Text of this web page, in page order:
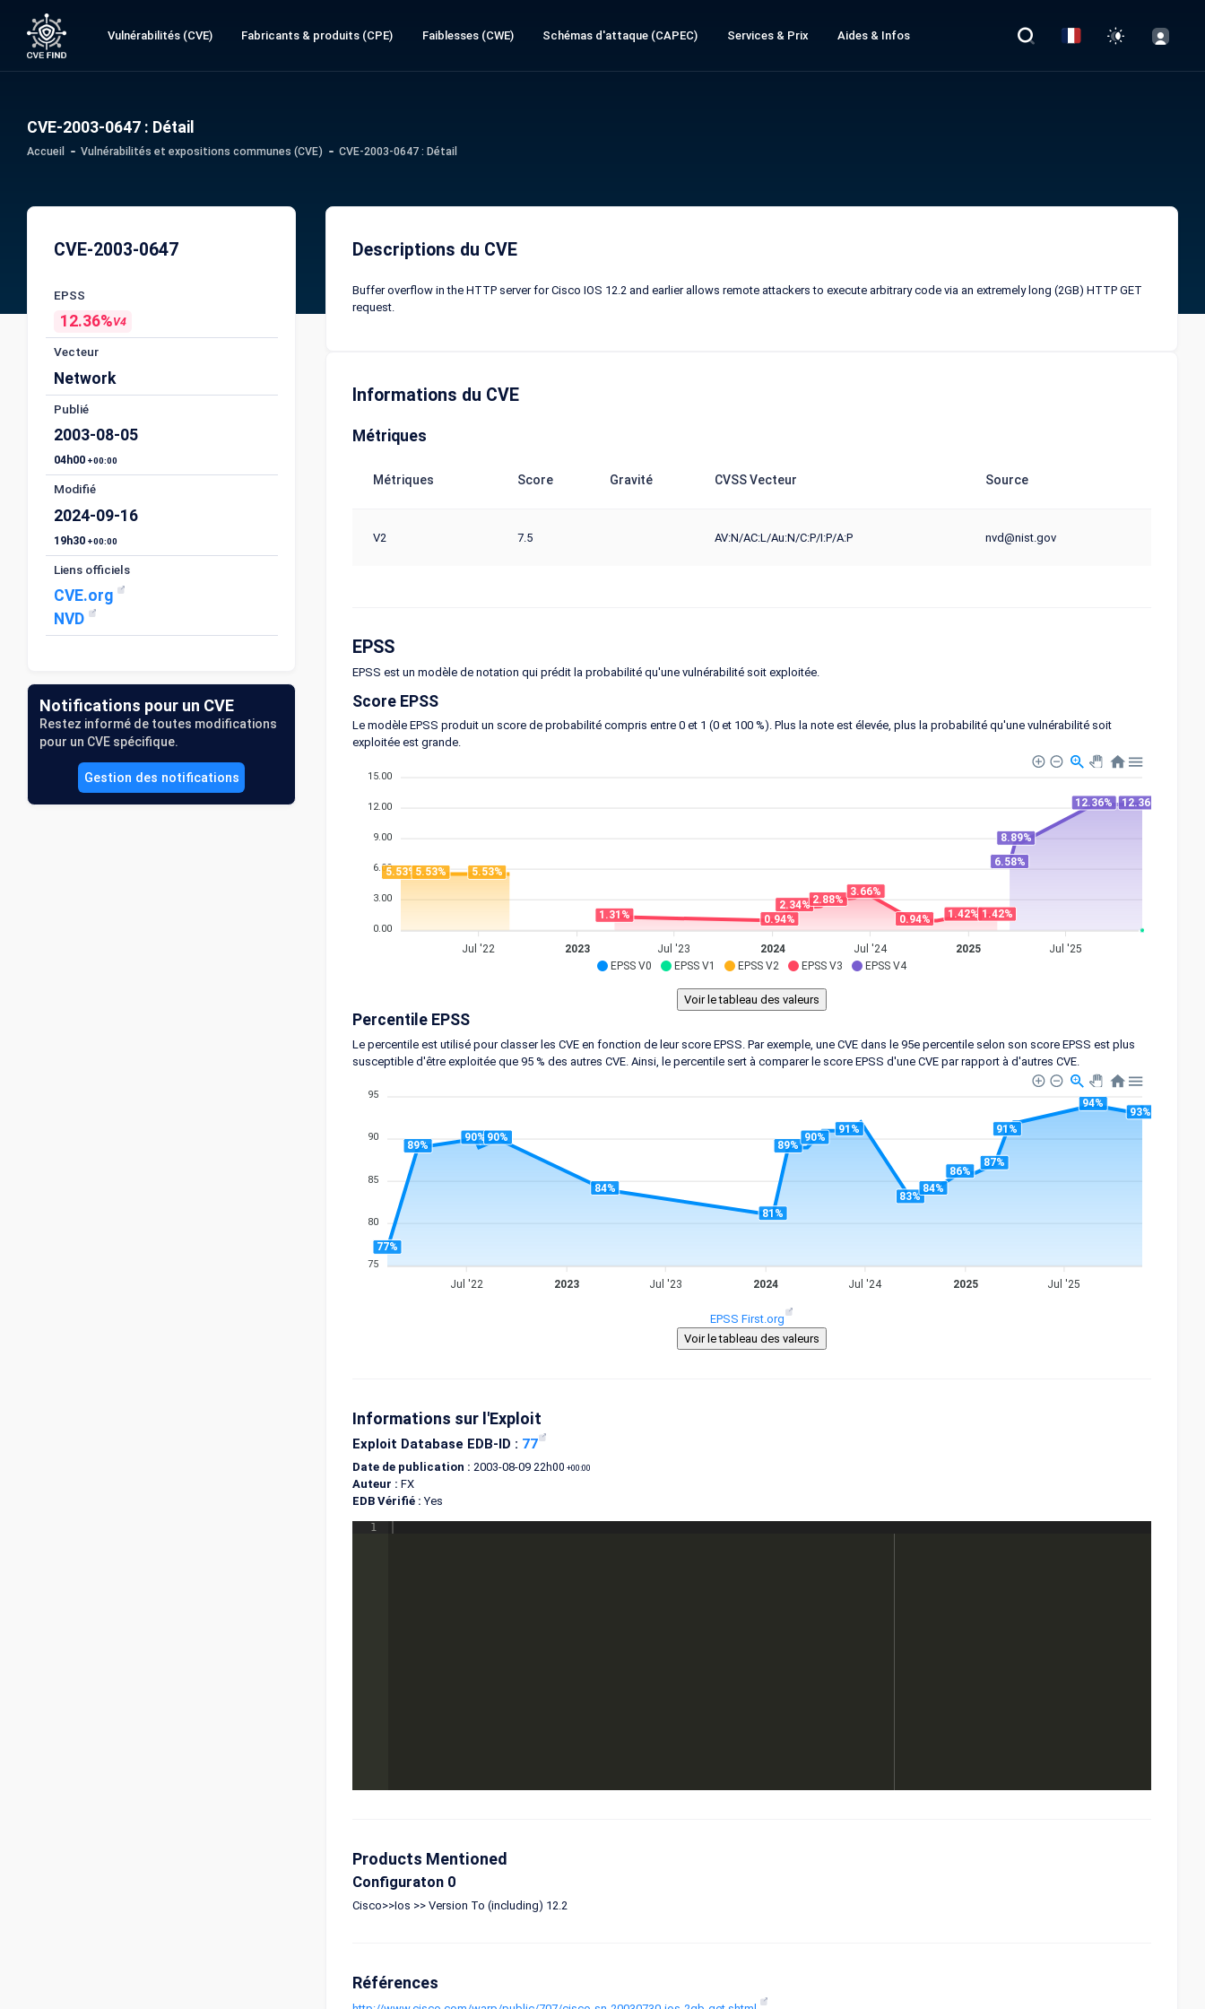
Vulnérabilités (CVE) Fabricants & produits (CPE) Faiblesses (CWE) Schémas d'attaque (CAPEC) Services & Prix Aides & Infos
CVE-2003-0647 : Détail
Accueil Vulnérabilités et expositions communes (CVE) CVE-2003-0647 : Détail
CVE-2003-0647
EPSS
12.36%V4
Vecteur
Network
Publié
2003-08-05
04h00 +00:00
Modifié
2024-09-16
19h30 +00:00
Liens officiels
CVE.org
NVD
Notifications pour un CVE
Restez informé de toutes modifications
pour un CVE spécifique.
Gestion des notifications
Descriptions du CVE
Buffer overflow in the HTTP server for Cisco IOS 12.2 and earlier allows remote attackers to execute arbitrary code via an extremely long (2GB) HTTP GET
request.
Informations du CVE
Métriques
Métriques Score Gravité CVSS Vecteur Source
V2 7.5 AV:N/AC:L/Au:N/C:P/I:P/A:P nvd@nist.gov
EPSS
EPSS est un modèle de notation qui prédit la probabilité qu'une vulnérabilité soit exploitée.
Score EPSS
Le modèle EPSS produit un score de probabilité compris entre 0 et 1 (0 et 100 %). Plus la note est élevée, plus la probabilité qu'une vulnérabilité soit
exploitée est grande.
EPSS V0 EPSS V1 EPSS V2 EPSS V3 EPSS V4
15.00
12.00
9.00
6.00
3.00
0.00
5.53%5.53% 5.53%
1.31% 0.94%
2.34% 2.88%
3.66%
0.94% 1.42% 1.42%
6.58%
8.89%
12.36% 12.36%
Jul '22 2023 Jul '23 2024 Jul '24 2025 Jul '25
Percentile EPSS
Le percentile est utilisé pour classer les CVE en fonction de leur score EPSS. Par exemple, une CVE dans le 95e percentile selon son score EPSS est plus
susceptible d'être exploitée que 95 % des autres CVE. Ainsi, le percentile sert à comparer le score EPSS d'une CVE par rapport à d'autres CVE.
95
90
85
80
75
77%
89%
90% 90%
84%
81%
89%
90%
91%
83%
84%
86%
87%
91%
94%
93%
Jul '22 2023 Jul '23 2024 Jul '24 2025 Jul '25
EPSS First.org
Informations sur l'Exploit
Exploit Database EDB-ID : 77
Date de publication : 2003-08-0922h00 +00:00
Auteur : FX
EDB Vérifié : Yes
1
Products Mentioned
Configuraton 0
Cisco>>Ios >> Version To (including) 12.2
Références